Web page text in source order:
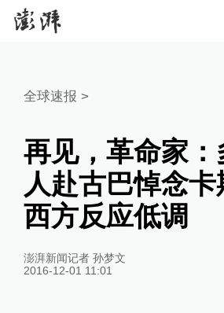
全球速报 >
再见，革命家
人赴古巴悼念卡
西方反应低调
澎湃新闻记者 孙梦文
2016-12-01 11:01